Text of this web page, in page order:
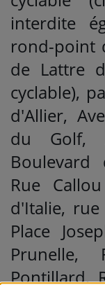
interdite
rond-point
de Lattre
cyclable),
d'Allier,
du Golf,
Boulevard
Rue
d'Italie,
Place
Pontillard,